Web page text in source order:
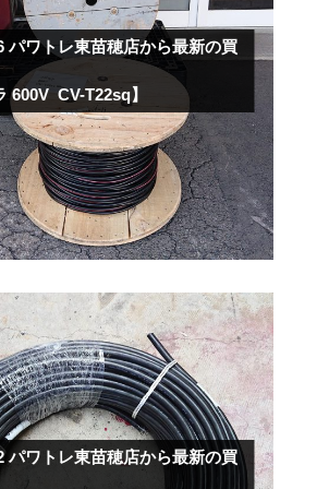
パワトレ東苗穂店から最新の買
600V CV-T22sq】
パワトレ東苗穂店から最新の買